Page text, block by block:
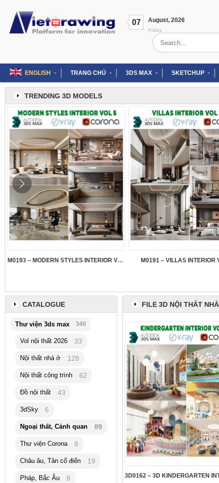
content
07 August, 2026
Friday
Search
for:
ENGLISH TRANG CHỦ 3DS MAX SKETCHUP
TRENDING 3D MODELS
M0193 – MODERN STYLES INTERIOR VOL.5 M0191 – VILLAS INTERIOR
FILE 3D NỘI THẤT
CATALOGUE
Thư viện 3ds max 340
Vol nội thất 2026 33
Nội thất nhà ở 128
Nội thất công trình 62
Đồ nội thất 43
3dSky 6
Ngoại thất, Cảnh quan 89
Thư viện Corona 8
Châu âu, Tân cổ điển 19
Pháp, Bắc Âu 8